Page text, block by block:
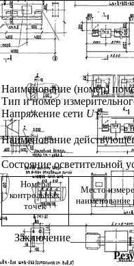
Наименование (номер)
Тип и номер
Напряжение сети U1=
в
Наименование
Состояние осветительной
Номера
контрольных
точек
Место
наименование
1